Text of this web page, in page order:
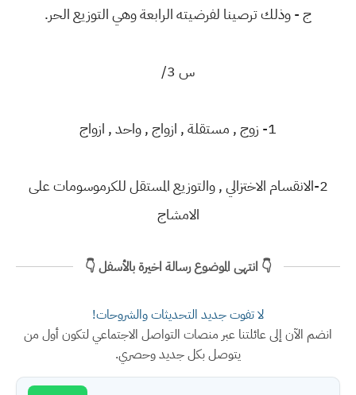
ج - وذلك ترصينا لفرضيته الرابعة وهي التوزيع الحر.
س 3/
1- زوج , مستقلة , ازواج , واحد , ازواج
2-الانقسام الاختزالي , والتوزيع المستقل للكرموسومات على
الامشاج
👇 انتهى الموضوع رسالة اخيرة بالأسفل 👇
لا تفوت جديد التحديثات والشروحات!
انضم الآن إلى عائلتنا عبر منصات التواصل الاجتماعي لتكون أول من
يتوصل بكل جديد وحصري.